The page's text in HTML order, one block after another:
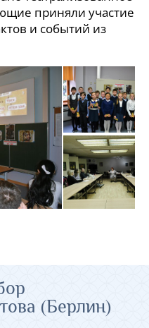
приняли участие
и событий из
(Берлин)